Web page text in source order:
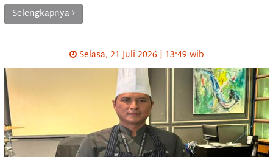
Selengkapnya
Selasa, 21 Juli 2026 | 13:49 wib